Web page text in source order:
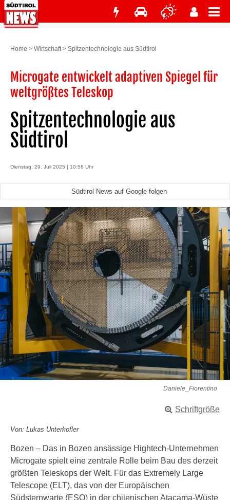
Home > Wirtschaft> Spitzentechnologie aus Südtirol
Microgate entwickelt adaptiven Spiegel für
weltgrößtes Teleskop
Spitzentechnologie aus
Südtirol
Dienstag, 29. Juli 2025 | 10:56 Uhr
Südtirol News auf Google folgen
Daniele_Fiorentino
Schriftgröße
Von: Lukas Unterkofler
Bozen – Das in Bozen ansässige Hightech-Unternehmen
Microgate spielt eine zentrale Rolle beim Bau des derzeit
größten Teleskops der Welt. Für das Extremely Large
Telescope (ELT), das von der Europäischen
Südsternwarte (ESO) in der chilenischen Atacama-Wüste